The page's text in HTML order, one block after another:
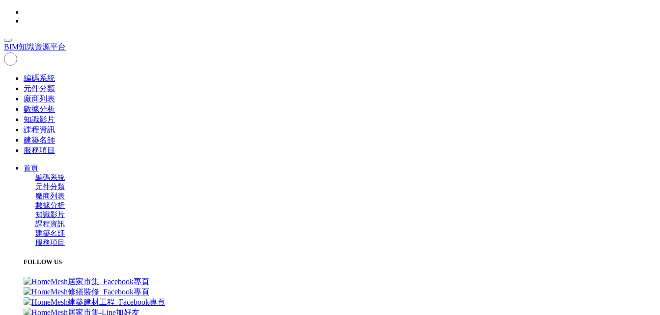
BIM知識資源平台
編碼系統
元件分類
廠商列表
數據分析
知識影片
課程資訊
建築名師
服務項目
首頁
編碼系統
元件分類
廠商列表
數據分析
知識影片
課程資訊
建築名師
服務項目
FOLLOW US